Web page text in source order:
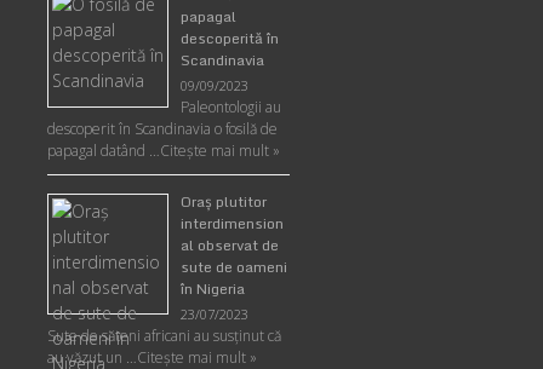
papagal
descoperită în
Scandinavia
09/09/2023
Paleontologii au
descoperit în Scandinavia o fosilă de
papagal datând …Citește mai mult »
Oraş plutitor
interdimension
al observat de
sute de oameni
în Nigeria
23/07/2023
Sute de săteni africani au susținut că
au văzut un …Citește mai mult »